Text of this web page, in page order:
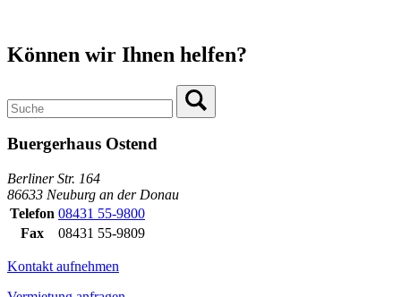
Können wir Ihnen helfen?
Buergerhaus Ostend
Berliner Str. 164
86633 Neuburg an der Donau
Telefon 08431 55-9800
Fax
08431 55-9809
Kontakt aufnehmen